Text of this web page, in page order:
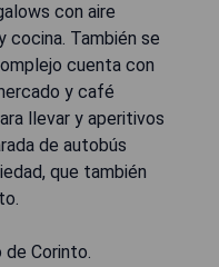
con aire
cocina. También se
cuenta con
y café
llevar y aperitivos
de autobús
que también
de Corinto.